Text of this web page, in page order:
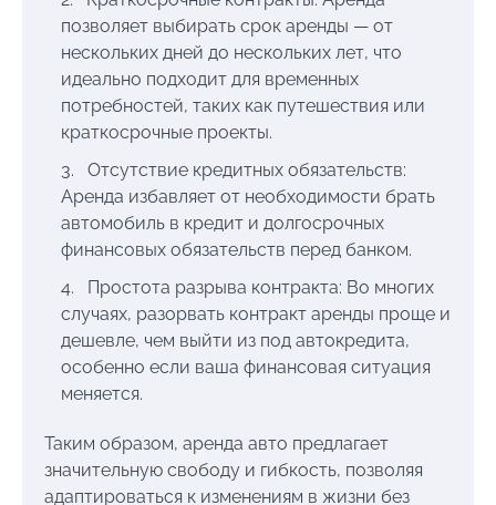
позволяет выбирать срок аренды — от
нескольких дней до нескольких лет, что
идеально подходит для временных
потребностей, таких как путешествия или
краткосрочные проекты.
Отсутствие кредитных обязательств:
Аренда избавляет от необходимости брать
автомобиль в кредит и долгосрочных
финансовых обязательств перед банком.
Простота разрыва контракта: Во многих
случаях, разорвать контракт аренды проще и
дешевле, чем выйти из под автокредита,
особенно если ваша финансовая ситуация
меняется.
Таким образом, аренда авто предлагает
значительную свободу и гибкость, позволяя
адаптироваться к изменениям в жизни без